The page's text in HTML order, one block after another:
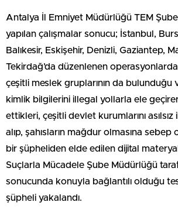
Antalya İl Emniyet Müdürlüğü TEM
yapılan çalışmalar sonucu; İstanbul,
Balıkesir, Eskişehir, Denizli, Gaziantep,
Tekirdağ’da düzenlenen operasyonlarda
çeşitli meslek gruplarının da bulunduğu
kimlik bilgilerini illegal yollarla ele
ettikleri, çeşitli devlet kurumlarını
alıp, şahısların mağdur olmasına
bir şüpheliden elde edilen dijital
Suçlarla Mücadele Şube Müdürlüğü
sonucunda konuyla bağlantılı olduğu
şüpheli yakalandı.